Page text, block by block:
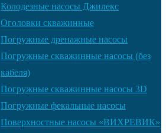
Колодезные насосы Джилекс
Оголовки скважинные
Погружные дренажные насосы
Погружные скважинные насосы (без
кабеля)
Погружные скважинные насосы 3D
Погружные фекальные насосы
Поверхностные насосы «ВИХРЕВИК»